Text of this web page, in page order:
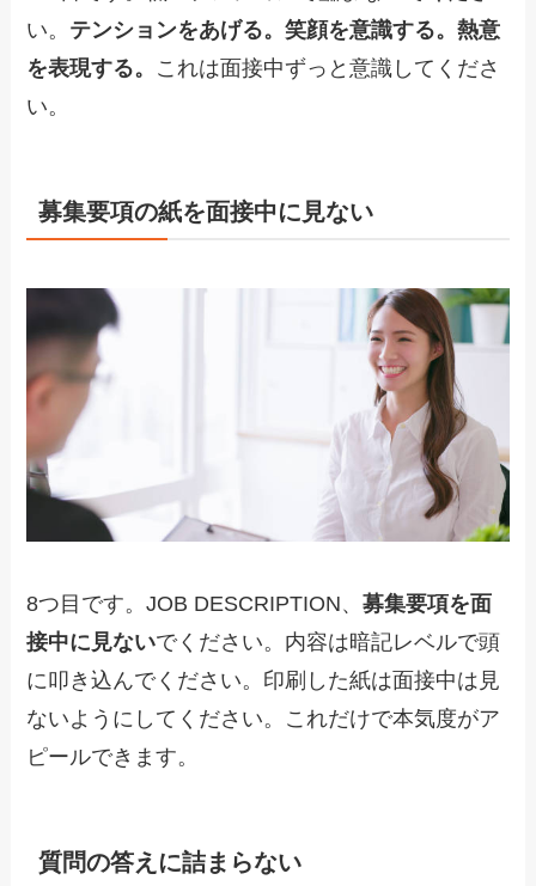
い。 テンションをあげる。笑顔を意識する。熱意
を表現する。 これは面接中ずっと意識してくださ
い。
募集要項の紙を面接中に見ない
8つ目です。JOB DESCRIPTION、募集要項を面
接中に見ないでください。内容は暗記レベルで頭
に叩き込んでください。印刷した紙は面接中は見
ないようにしてください。これだけで本気度がア
ピールできます。
質問の答えに詰まらない